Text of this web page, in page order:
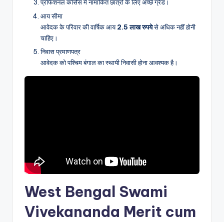
प्रोफेशनल कोर्सेस में नामांकित छात्रों के लिए अच्छे ग्रेड।
आय सीमा
आवेदक के परिवार की वार्षिक आय2.5लाखरुपयेसे अधिक नहीं होनी
चाहिए।
निवास प्रमाणपत्र
आवेदक को पश्चिम बंगाल का स्थायी निवासी होना आवश्यक है।
West Bengal Swami
Vivekananda Merit cum